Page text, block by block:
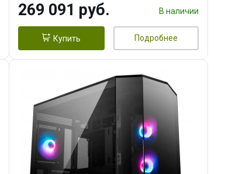
ТБ SSD)
269 091 руб. В наличии
Купить Подробнее